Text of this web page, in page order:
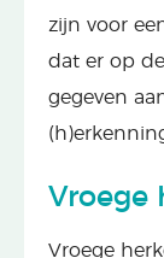
zijn voor
dat er op
gegeven
Vroege
Vroege